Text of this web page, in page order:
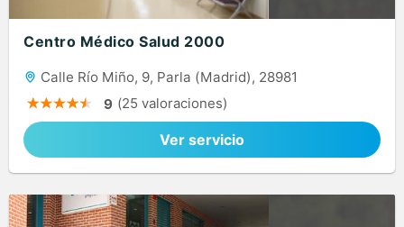
Centro Médico Salud 2000
Calle Río Miño, 9, Parla (Madrid), 28981
9 (25 valoraciones)
Ver servicio